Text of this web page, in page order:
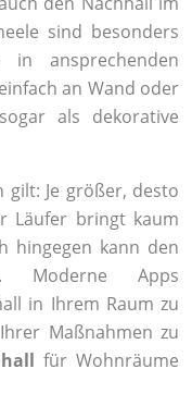
sind besonders
ansprechenden
an Wand oder
als dekorative
gilt: Je größer, desto
Läufer bringt kaum
hingegen kann den
Moderne Apps
in Ihrem Raum zu
Maßnahmen zu
für Wohnräume